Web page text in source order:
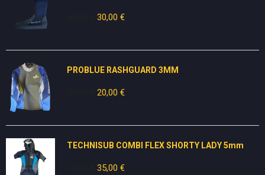
Original
30,00 €Η
30,00 €.
PROBLUE RASHGUARD 3MM
Original
20,00 €Η
20,00 €.
TECHNISUB COMBI FLEX SHORTY LADY 5mm
Original
35,00 €Η